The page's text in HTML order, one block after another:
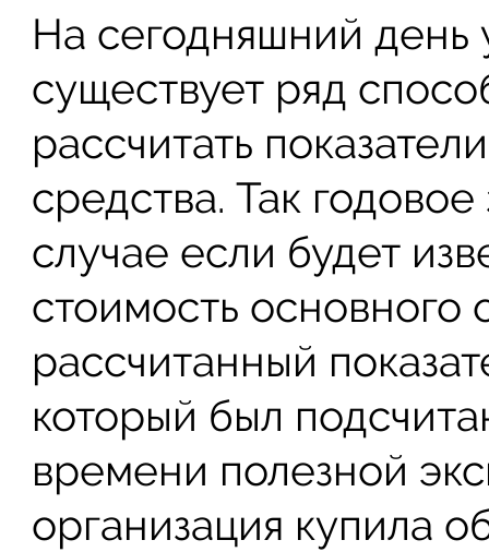
На сегодняшний день
существует ряд
рассчитать
средства. Так
случае если будет
стоимость основного
рассчитанный
который был
времени полезной
организация купила